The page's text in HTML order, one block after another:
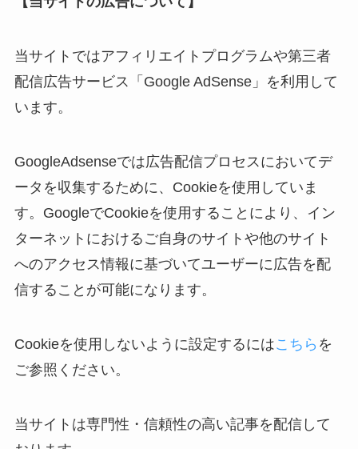
当サイトではアフィリエイトプログラムや第三者
配信広告サービス「Google AdSense」を利用して
います。
GoogleAdsenseでは広告配信プロセスにおいてデ
ータを収集するために、Cookieを使用していま
す。GoogleでCookieを使用することにより、イン
ターネットにおけるご自身のサイトや他のサイト
へのアクセス情報に基づいてユーザーに広告を配
信することが可能になります。
Cookieを使用しないように設定するにはこちら を
ご参照ください。
当サイトは専門性・信頼性の高い記事を配信して